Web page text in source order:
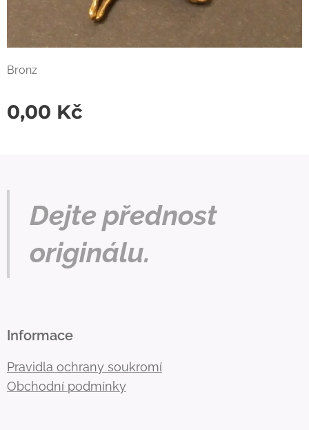
Bronz
0,00 Kč
Dejte přednost
originálu.
Informace
Pravidla ochrany soukromí
Obchodní podmínky